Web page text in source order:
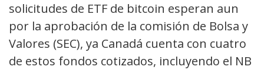
solicitudes de ETF de bitcoin esperan aun
por la aprobación de la comisión de Bolsa y
Valores (SEC), ya Canadá cuenta con cuatro
de estos fondos cotizados, incluyendo el NB